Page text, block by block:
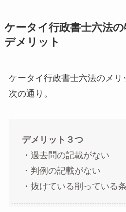
ケータイ行政書士六法
デメリット
ケータイ行政書士六法のメリ
次の通り。
デメリット３つ
・過去問の記載がない
・判例の記載がない
・抜けている削っている